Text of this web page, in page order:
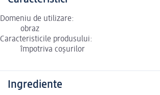
Domeniu de utilizare:
obraz
Caracteristicile produsului:
împotriva coșurilor
Ingrediente